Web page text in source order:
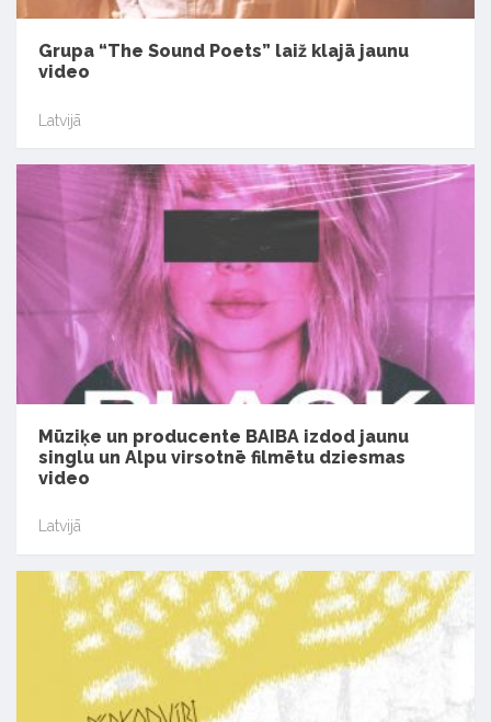
Grupa “The Sound Poets” laiž klajā jaunu
video
Latvijā
Mūziķe un producente BAIBA izdod jaunu
singlu un Alpu virsotnē filmētu dziesmas
video
Latvijā